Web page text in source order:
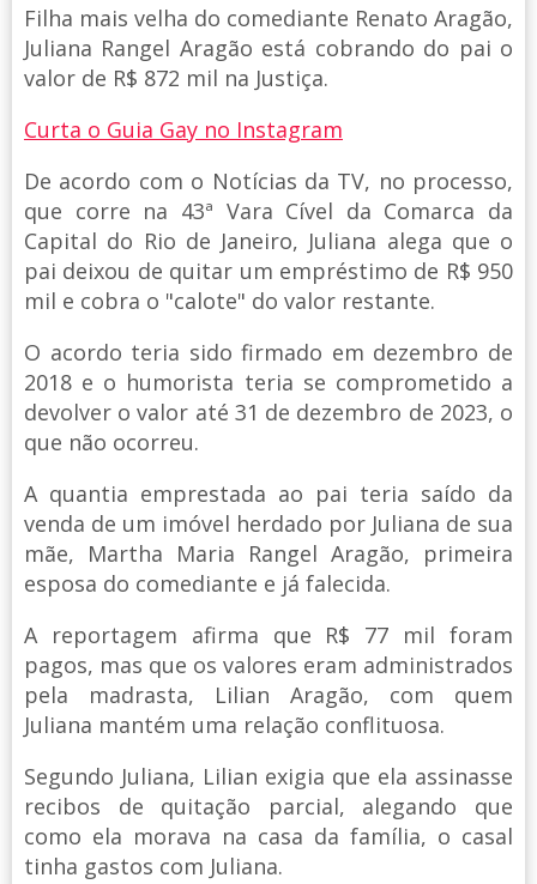
Filha mais velha do comediante Renato Aragão,
Juliana Rangel Aragão está cobrando do pai o
valor de R$ 872 mil na Justiça.
Curta o Guia Gay no Instagram
De acordo com o Notícias da TV, no processo,
que corre na 43ª Vara Cível da Comarca da
Capital do Rio de Janeiro, Juliana alega que o
pai deixou de quitar um empréstimo de R$ 950
mil e cobra o "calote" do valor restante.
O acordo teria sido firmado em dezembro de
2018 e o humorista teria se comprometido a
devolver o valor até 31 de dezembro de 2023, o
que não ocorreu.
A quantia emprestada ao pai teria saído da
venda de um imóvel herdado por Juliana de sua
mãe, Martha Maria Rangel Aragão, primeira
esposa do comediante e já falecida.
A reportagem afirma que R$ 77 mil foram
pagos, mas que os valores eram administrados
pela madrasta, Lilian Aragão, com quem
Juliana mantém uma relação conflituosa.
Segundo Juliana, Lilian exigia que ela assinasse
recibos de quitação parcial, alegando que
como ela morava na casa da família, o casal
tinha gastos com Juliana.